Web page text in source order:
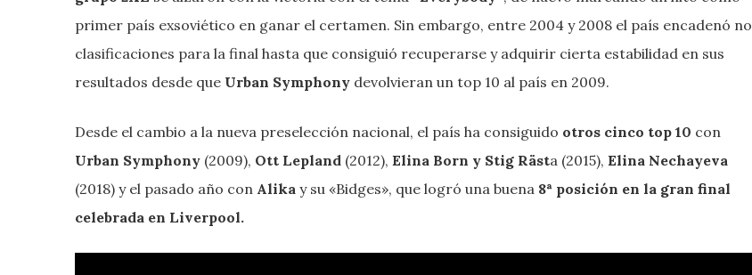
primer país exsoviético en ganar el certamen. Sin embargo, entre 2004 y 2008 el país encadenó no
clasificaciones para la final hasta que consiguió recuperarse y adquirir cierta estabilidad en sus
resultados desde que Urban Symphony devolvieran un top 10 al país en 2009.
Desde el cambio a la nueva preselección nacional, el país ha consiguido otros cinco top 10 con
Urban Symphony (2009), Ott Lepland (2012), Elina Born y Stig Rästa (2015), Elina Nechayeva
(2018) y el pasado año con Alika y su «Bidges», que logró una buena 8ª posición en la gran final
celebrada en Liverpool.